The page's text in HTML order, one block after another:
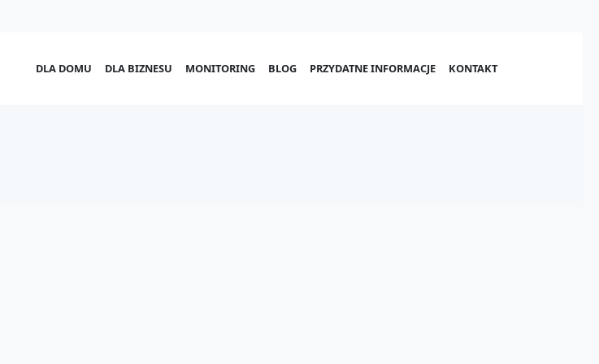
DLA DOMU DLA BIZNESU MONITORING BLOG PRZYDATNE INFORMACJE KONTAKT